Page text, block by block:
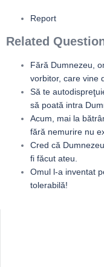
Report
Related
Fără Dumnezeu,
vorbitor, care vine
Să te
să poată intra
Acum, mai la
fără nemurire nu
Cred că
fi făcut ateu.
Omul l-a inventat
tolerabilă!